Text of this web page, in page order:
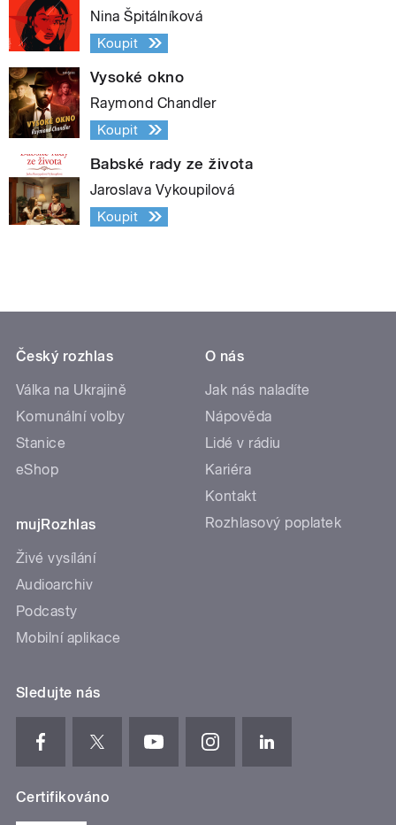
Nina Špitálníková
Koupit
Vysoké okno
Raymond Chandler
Koupit
Babské rady ze života
Jaroslava Vykoupilová
Koupit
Český rozhlas
Válka na Ukrajině
Komunální volby
Stanice
eShop
mujRozhlas
Živé vysílání
Audioarchiv
Podcasty
Mobilní aplikace
O nás
Jak nás naladíte
Nápověda
Lidé v rádiu
Kariéra
Kontakt
Rozhlasový poplatek
Sledujte nás
Certifikováno